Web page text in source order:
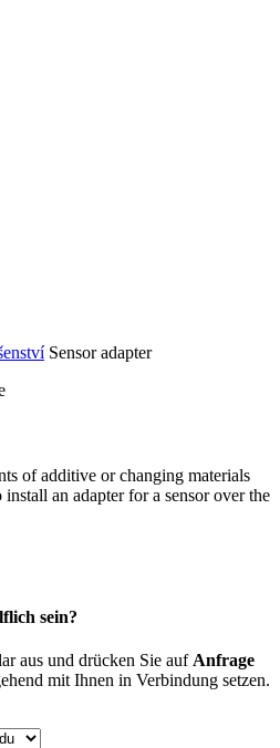
Sensor adapter
of additive or changing materials
an adapter for a sensor over the
sein?
aus und drücken Sie auf Anfrage
mit Ihnen in Verbindung setzen.